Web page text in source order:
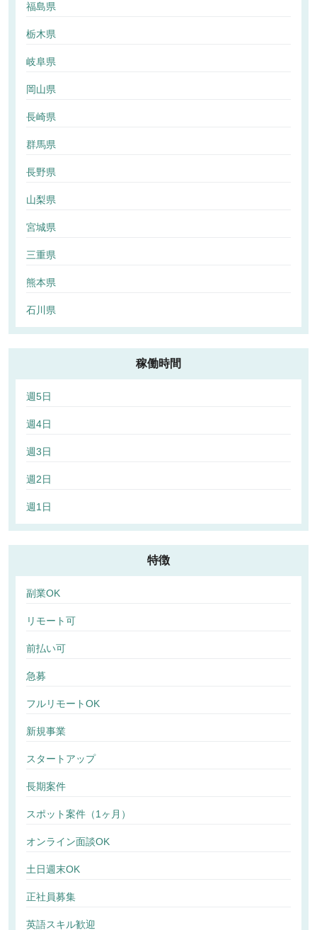
福島県
栃木県
岐阜県
岡山県
長崎県
群馬県
長野県
山梨県
宮城県
三重県
熊本県
石川県
稼働時間
週5日
週4日
週3日
週2日
週1日
特徴
副業OK
リモート可
前払い可
急募
フルリモートOK
新規事業
スタートアップ
長期案件
スポット案件（1ヶ月）
オンライン面談OK
土日週末OK
正社員募集
英語スキル歓迎